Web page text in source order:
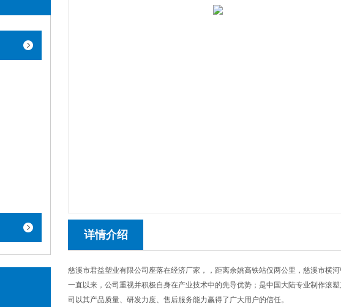
详情介绍
慈溪市君益塑业有限公司座落在经济厂家，，距离余姚高铁站仅两公里，慈溪市横
一直以来，公司重视并积极自身在产业技术中的先导优势；是中国大陆专业制作滚
司以其产品质量、研发力度、售后服务能力赢得了广大用户的信任。